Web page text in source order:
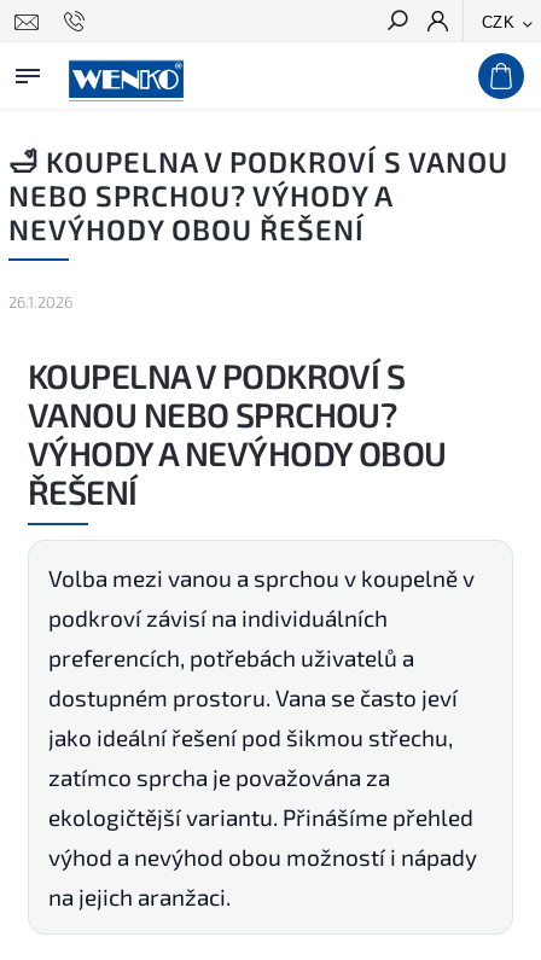
CZK
Hledat
🛁 KOUPELNA V PODKROVÍ S VANOU
NEBO SPRCHOU? VÝHODY A
NEVÝHODY OBOU ŘEŠENÍ
26.1.2026
KOUPELNA V PODKROVÍ S
VANOU NEBO SPRCHOU?
VÝHODY A NEVÝHODY OBOU
ŘEŠENÍ
Volba mezi vanou a sprchou v koupelně v
podkroví závisí na individuálních
preferencích, potřebách uživatelů a
dostupném prostoru. Vana se často jeví
jako ideální řešení pod šikmou střechu,
zatímco sprcha je považována za
ekologičtější variantu. Přinášíme přehled
výhod a nevýhod obou možností i nápady
na jejich aranžaci.